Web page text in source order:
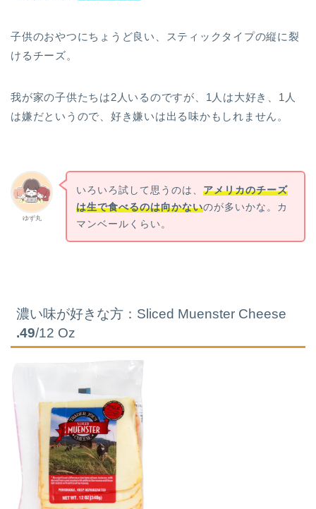
子供のおやつにちょうど良い、スティックタイプの縦に裂
けるチーズ。
我が家の子供たちは2人いるのですが、1人は大好き、1人
は嫌だというので、好き嫌いは出る味かもしれません。
ゆず丸
いろいろ試して思うのは、 アメリカのチーズ
は生で食べるのは向かないのが多いかな。カ
マンベールくらい。
濃い味が好きな方：Sliced Muenster Cheese
.49/12 Oz